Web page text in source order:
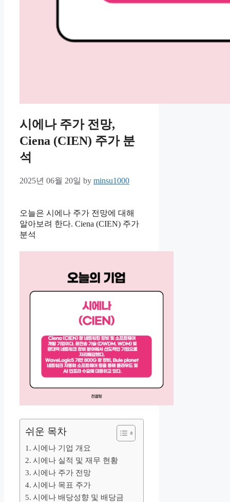
시에나 주가 전망,
Ciena (CIEN) 주가 분
석
2025년 06월 20일 by minsu1000
오늘은 시에나 주가 전망에 대해
알아보려 한다. Ciena (CIEN) 주가
분석
쉬운 목차
시에나 기업 개요
시에나 실적 및 재무 현황
시에나 주가 전망
시에나 목표 주가
시에나 배당성향 및 배당금